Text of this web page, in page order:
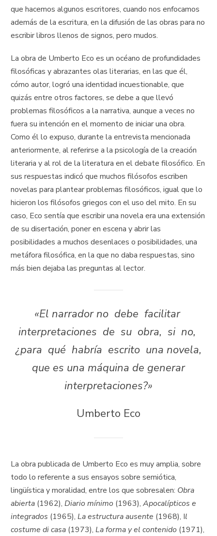
que hacemos algunos escritores, cuando nos enfocamos
además de la escritura, en la difusión de las obras para no
escribir libros llenos de signos, pero mudos.
La obra de Umberto Eco es un océano de profundidades
filosóficas y abrazantes olas literarias, en las que él,
cómo autor, logró una identidad incuestionable, que
quizás entre otros factores, se debe a que llevó
problemas filosóficos a la narrativa, aunque a veces no
fuera su intención en el momento de iniciar una obra.
Como él lo expuso, durante la entrevista mencionada
anteriormente, al referirse a la psicología de la creación
literaria y al rol de la literatura en el debate filosófico. En
sus respuestas indicó que muchos filósofos escriben
novelas para plantear problemas filosóficos, igual que lo
hicieron los filósofos griegos con el uso del mito. En su
caso, Eco sentía que escribir una novela era una extensión
de su disertación, poner en escena y abrir las
posibilidades a muchos desenlaces o posibilidades, una
metáfora filosófica, en la que no daba respuestas, sino
más bien dejaba las preguntas al lector.
«El narrador no debe facilitar
interpretaciones de su obra, si no,
¿para qué habría escrito una novela,
que es una máquina de generar
interpretaciones?»
Umberto Eco
La obra publicada de Umberto Eco es muy amplia, sobre
todo lo referente a sus ensayos sobre semiótica,
lingüística y moralidad, entre los que sobresalen: Obra
abierta (1962),Diario mínimo (1963),Apocalípticos e
integrados (1965),La estructura ausente (1968), Il
costume di casa (1973),La forma y el contenido (1971),